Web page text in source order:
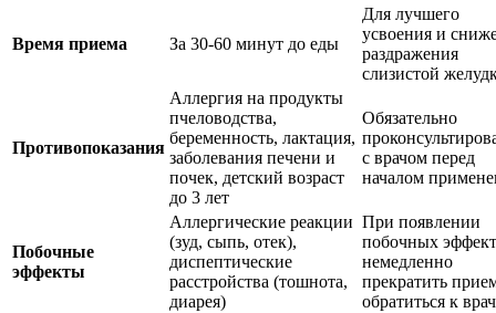
Время приема За 30-60 минут до еды
Для лучшего
усвоения и
раздражения
слизистой
Противопоказания
Аллергия на продукты
пчеловодства,
беременность, лактация,
заболевания печени и
почек, детский возраст
до 3 лет
Обязательно
с врачом перед
началом
Побочные
эффекты
Аллергические реакции
(зуд, сыпь, отек),
диспептические
расстройства (тошнота,
диарея)
При появлении
побочных
немедленно
прекратить
обратиться к